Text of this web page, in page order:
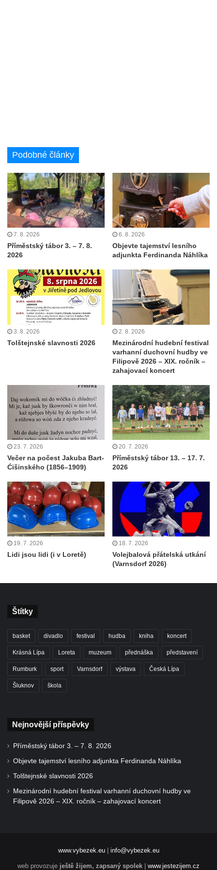
Podobné články
7. 8. 2026
Příměstský tábor 3. – 7. 8.
2026
6. 8. 2026
Objevte tajemství lesního
adjunkta Ferdinanda Náhlíka
3. 8. 2026
Tolštejnské slavnosti 2026
2. 8. 2026
Mezinárodní hudební festival
varhanní duchovní hudby ve
Filipově 2026 – XIX. ročník –
zahajovací koncert
23. 7. 2026
Večer na počest Jakuba Bart-
Ćišinského (1856–1909)
20. 7. 2026
Příměstský tábor 13. – 17. 7.
2026
19. 7. 2026
Lidi jsou lidi (i v Loretě)
18. 7. 2026
Volejbalová přátelská utkání
(Varnsdorf 2026)
Štítky
basket divadlo festival hudba kniha koncert
Krásná Lípa Loreta muzeum přednáška představení
Rumburk sport Varnsdorf výstava Česká Lípa
Šluknov škola
Nejnovější příspěvky
Příměstský tábor 3. – 7. 8. 2026
Objevte tajemství lesního adjunkta Ferdinanda Náhlíka
Tolštejnské slavnosti 2026
Mezinárodní hudební festival varhanní duchovní hudby ve
Filipově 2026 – XIX. ročník – zahajovací koncert
www.vybezek.eu| info@vybezek.eu
web provozuje ještě žijem, zapsaný spolek www.jestezijem.cz